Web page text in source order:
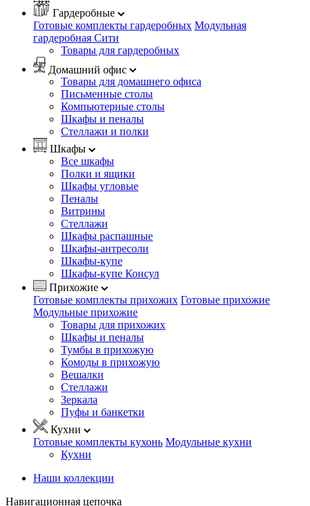
Гардеробные
Готовые комплекты гардеробных Модульная
гардеробная Сити
Товары для гардеробных
Домашний офис
Товары для домашнего офиса
Письменные столы
Компьютерные столы
Шкафы и пеналы
Стеллажи и полки
Шкафы
Все шкафы
Полки и ящики
Шкафы угловые
Пеналы
Витрины
Стеллажи
Шкафы распашные
Шкафы-антресоли
Шкафы-купе
Шкафы-купе Консул
Прихожие
Готовые комплекты прихожих Готовые прихожие
Модульные прихожие
Товары для прихожих
Шкафы и пеналы
Тумбы в прихожую
Комоды в прихожую
Вешалки
Стеллажи
Зеркала
Пуфы и банкетки
Кухни
Готовые комплекты кухонь Модульные кухни
Кухни
Наши коллекции
Навигационная цепочка